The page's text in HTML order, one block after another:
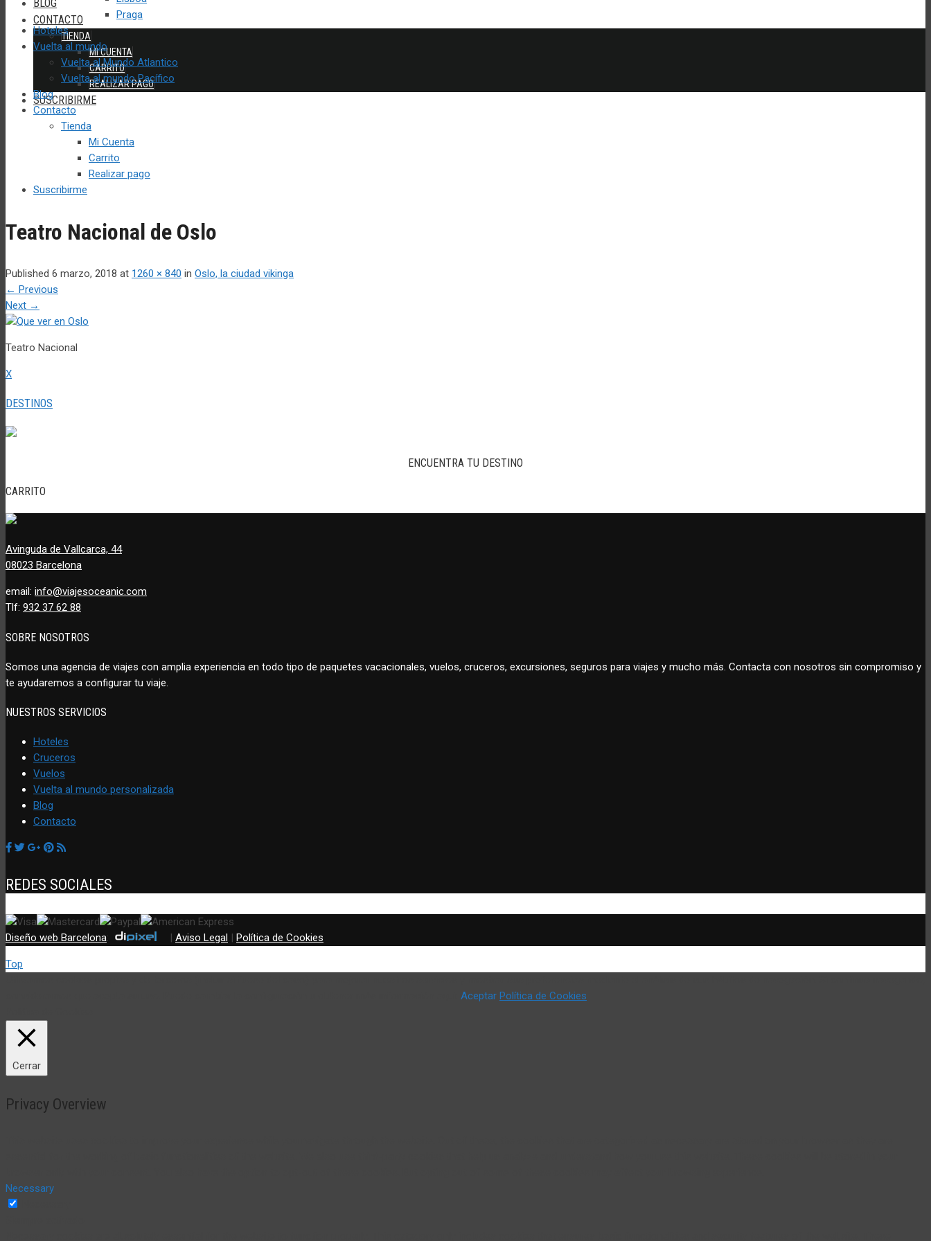
BLOG
CONTACTO
TIENDA
MI CUENTA
CARRITO
REALIZAR PAGO
SUSCRIBIRME
Praga
Hoteles
Vuelta al mundo
Vuelta al Mundo Atlantico
Vuelta al mundo Pacífico
Blog
Contacto
Tienda
Mi Cuenta
Carrito
Realizar pago
Suscribirme
Teatro Nacional de Oslo
Published 6 marzo, 2018 at 1260 × 840 in Oslo, la ciudad vikinga
← Previous
Next →
Teatro Nacional
X
DESTINOS
ENCUENTRA TU DESTINO
CARRITO
Avinguda de Vallcarca, 44
08023 Barcelona
email: info@viajesoceanic.com
Tlf: 932 37 62 88
SOBRE NOSOTROS
Somos una agencia de viajes con amplia experiencia en todo tipo de paquetes vacacionales, vuelos, cruceros, excursiones, seguros para viajes y mucho más. Contacta con nosotros sin compromiso y
te ayudaremos a configurar tu viaje.
NUESTROS SERVICIOS
Hoteles
Cruceros
Vuelos
Vuelta al mundo personalizada
Blog
Contacto
REDES SOCIALES
Diseño web Barcelona: | Aviso Legal | Política de Cookies
Top
Aceptar Política de Cookies
Cerrar
Privacy Overview
Necessary